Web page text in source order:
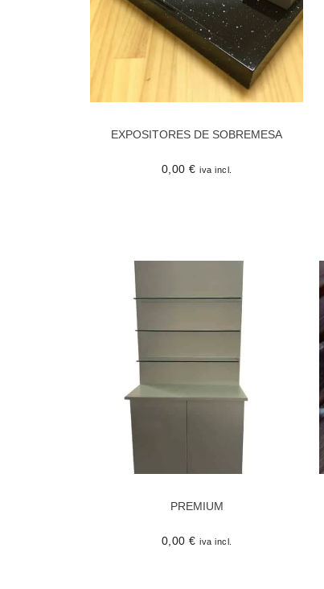
EXPOSITORES DE SOBREMESA
0,00 € iva incl.
PREMIUM
0,00 € iva incl.